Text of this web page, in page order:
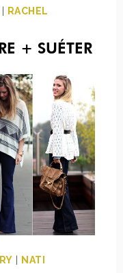
RACHEL
+ SUÉTER
NATI